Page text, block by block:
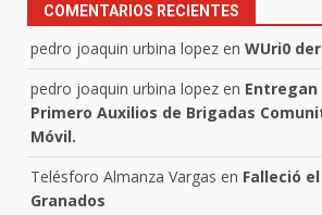
COMENTARIOS RECIENTES
pedro joaquin urbina lopez en WUri0
pedro joaquin urbina lopez en Entregan
Primero Auxilios de Brigadas
Móvil.
Telésforo Almanza Vargas en Falleció
Granados